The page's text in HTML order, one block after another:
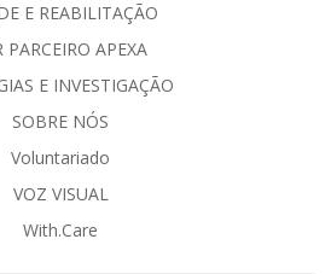
E REABILITAÇÃO
PARCEIRO APEXA
E INVESTIGAÇÃO
SOBRE NÓS
Voluntariado
VOZ VISUAL
With.Care